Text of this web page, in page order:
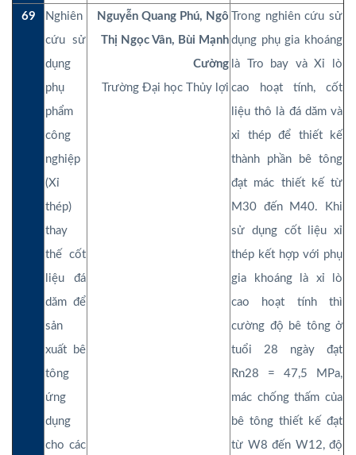
69
Nghiên
cứu sử
dụng
phụ
phẩm
công
nghiệp
(Xỉ
thép)
thay
thế cốt
liệu đá
dăm để
sản
xuất bê
tông
ứng
dụng
cho các
Nguyễn Quang Phú, Ngô
Thị Ngọc Vân, Bùi Mạnh
Cường
Trường Đại học Thủy lợi
Trong nghiên cứu sử
dụng phụ gia khoáng
là Tro bay và Xỉ lò
cao hoạt tính, cốt
liệu thô là đá dăm và
xỉ thép để thiết kế
thành phần bê tông
đạt mác thiết kế từ
M30 đến M40. Khi
sử dụng cốt liệu xỉ
thép kết hợp với phụ
gia khoáng là xỉ lò
cao hoạt tính thì
cường độ bê tông ở
tuổi 28 ngày đạt
Rn28 = 47,5 MPa,
mác chống thấm của
bê tông thiết kế đạt
từ W8 đến W12, độ